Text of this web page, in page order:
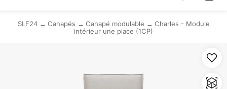
SLF24 Canapés Canapé modulable
Charles - Module
intérieur une place (1CP)